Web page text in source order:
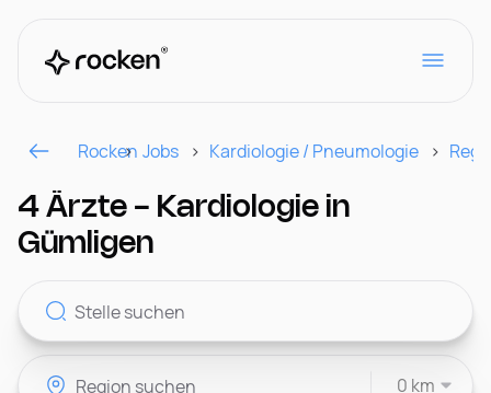
Für Arbeitgeber
Kontakt
Rocken Jobs Kardiologie / Pneumologie
4 Ärzte - Kardiologie in
Gümligen
0 km